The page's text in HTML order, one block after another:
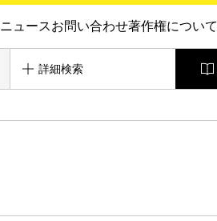
ニュースお問い合わせ著作権について
詳細検索